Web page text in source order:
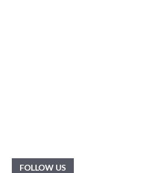
FOLLOW US